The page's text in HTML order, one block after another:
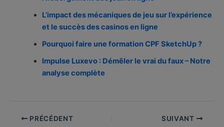
L’impact des mécaniques de jeu sur l’expérience
et le succès des casinos en ligne
Pourquoi faire une formation CPF SketchUp ?
Impulse Luxevo : Démêler le vrai du faux – Notre
analyse complète
PRÉCÉDENT SUIVANT